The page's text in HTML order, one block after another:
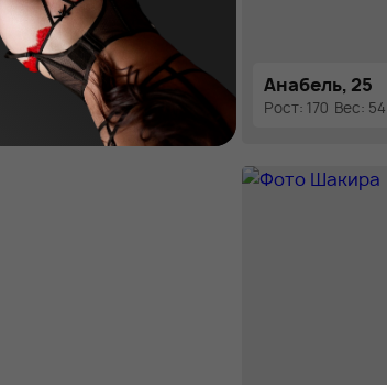
Анабель, 25
Рост: 170 Вес: 54